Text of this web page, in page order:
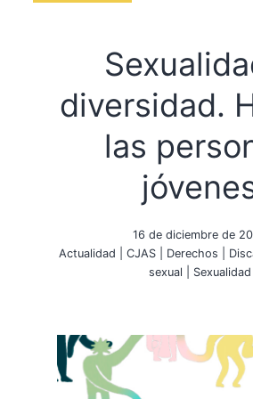
diversidad.
las
16 de diciembre de
Actualidad
CJAS| Derechos
sexual
Sexualidad